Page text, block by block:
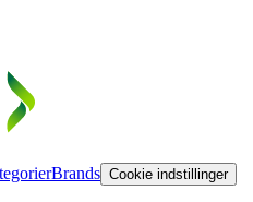
Brands Cookie indstillinger